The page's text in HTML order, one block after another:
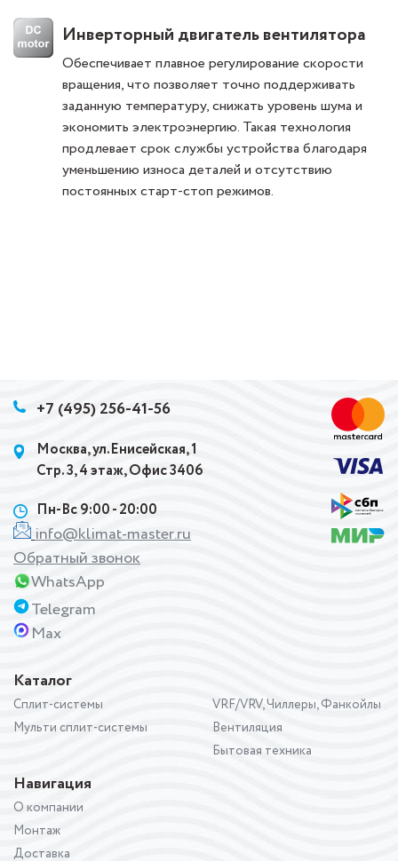
Инверторный двигатель вентилятора
Обеспечивает плавное регулирование скорости
вращения, что позволяет точно поддерживать
заданную температуру, снижать уровень шума и
экономить электроэнергию. Такая технология
продлевает срок службы устройства благодаря
уменьшению износа деталей и отсутствию
постоянных старт-стоп режимов.
Каталог
Сплит-системы
Мульти сплит-системы
VRF/VRV, Чиллеры, Фанкойлы
Вентиляция
Бытовая техника
Навигация
О компании
Монтаж
Доставка
+7 (495) 256-41-56
Москва, ул.Енисейская, 1
Стр. 3, 4 этаж, Офис 3406
Пн-Вс 9:00 - 20:00
info@klimat-master.ru
Обратный звонок
WhatsApp
Telegram
Max